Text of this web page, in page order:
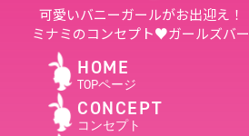
可愛いバニーガールがお出迎え！
ミナミのコンセプト♥ガールズバー
HOME
TOPページ
CONCEPT
コンセプト